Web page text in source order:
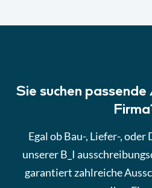
Sie suchen
Egal ob Bau-, Liefer-,
unserer B_I
garantiert zahlreiche